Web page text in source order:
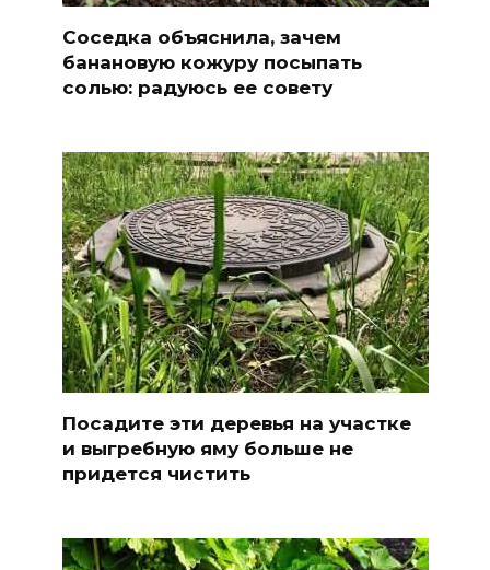
Соседка объяснила, зачем
банановую кожуру посыпать
солью: радуюсь ее совету
Посадите эти деревья на участке
и выгребную яму больше не
придется чистить